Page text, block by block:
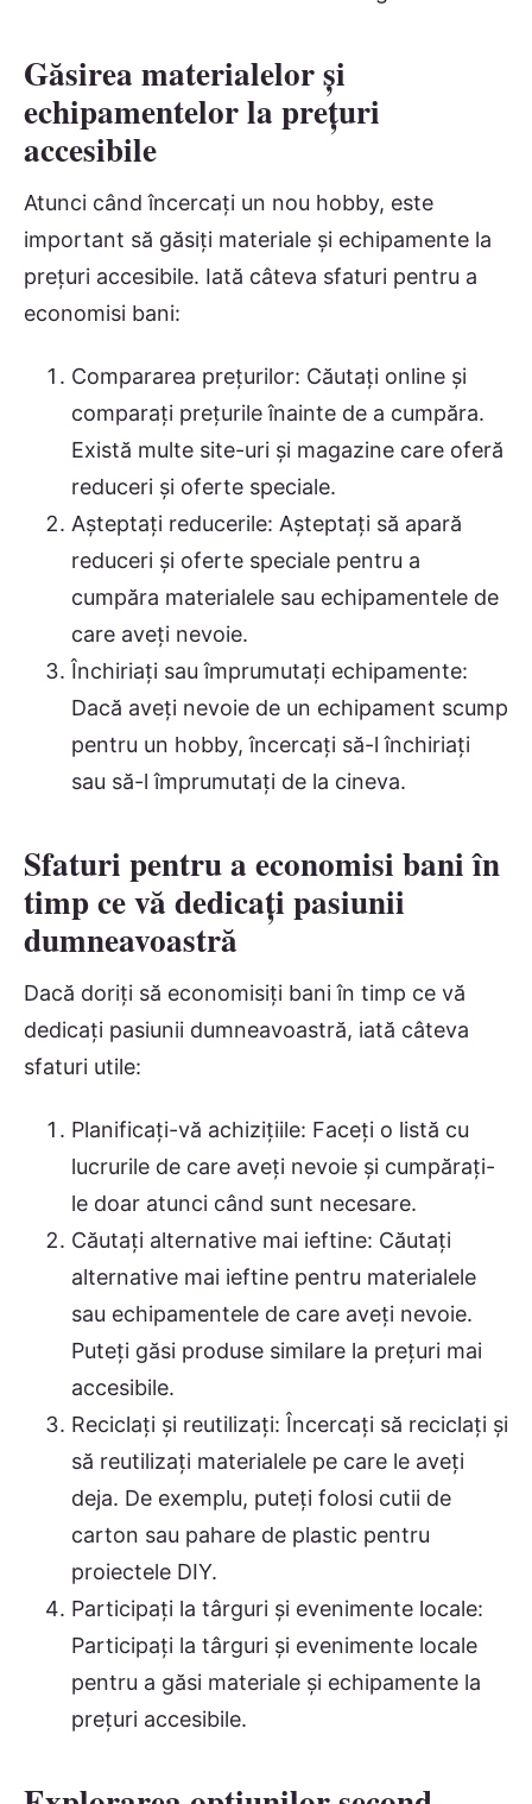
Găsirea materialelor și
echipamentelor la prețuri
accesibile
Atunci când încercați un nou hobby, este
important să găsiți materiale și echipamente la
prețuri accesibile. Iată câteva sfaturi pentru a
economisi bani:
Compararea prețurilor: Căutați online și
comparați prețurile înainte de a cumpăra.
Există multe site-uri și magazine care oferă
reduceri și oferte speciale.
Așteptați reducerile: Așteptați să apară
reduceri și oferte speciale pentru a
cumpăra materialele sau echipamentele de
care aveți nevoie.
Închiriați sau împrumutați echipamente:
Dacă aveți nevoie de un echipament scump
pentru un hobby, încercați să-l închiriați
sau să-l împrumutați de la cineva.
Sfaturi pentru a economisi bani în
timp ce vă dedicați pasiunii
dumneavoastră
Dacă doriți să economisiți bani în timp ce vă
dedicați pasiunii dumneavoastră, iată câteva
sfaturi utile:
Planificați-vă achizițiile: Faceți o listă cu
lucrurile de care aveți nevoie și cumpărați-
le doar atunci când sunt necesare.
Căutați alternative mai ieftine: Căutați
alternative mai ieftine pentru materialele
sau echipamentele de care aveți nevoie.
Puteți găsi produse similare la prețuri mai
accesibile.
Reciclați și reutilizați: Încercați să reciclați și
să reutilizați materialele pe care le aveți
deja. De exemplu, puteți folosi cutii de
carton sau pahare de plastic pentru
proiectele DIY.
Participați la târguri și evenimente locale:
Participați la târguri și evenimente locale
pentru a găsi materiale și echipamente la
prețuri accesibile.